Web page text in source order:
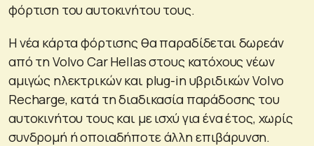
φόρτιση του αυτοκινήτου τους.
Η νέα κάρτα φόρτισης θα παραδίδεται δωρεάν
από τη Volvo Car Hellas στους κατόχους νέων
αμιγώς ηλεκτρικών και plug-in υβριδικών Volvo
Recharge, κατά τη διαδικασία παράδοσης του
αυτοκινήτου τους και με ισχύ για ένα έτος, χωρίς
συνδρομή ή οποιαδήποτε άλλη επιβάρυνση.